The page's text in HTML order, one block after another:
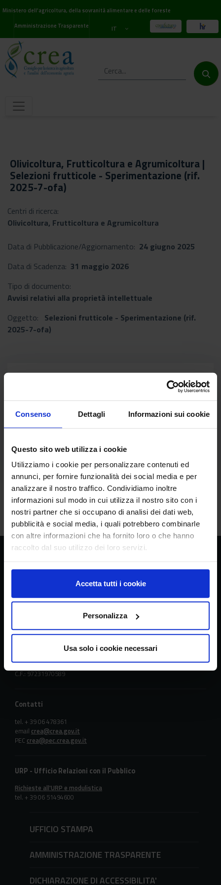
Consenso Dettagli Informazioni sui cookie
Questo sito web utilizza i cookie
Utilizziamo i cookie per personalizzare contenuti ed
annunci, per fornire funzionalità dei social media e per
analizzare il nostro traffico. Condividiamo inoltre
informazioni sul modo in cui utilizza il nostro sito con i
nostri partner che si occupano di analisi dei dati web,
pubblicità e social media, i quali potrebbero combinarle
con altre informazioni che ha fornito loro o che hanno
raccolto dal suo utilizzo dei loro servizi.
Accetta tutti i cookie
Personalizza
Usa solo i cookie necessari
Ministero dell'agricoltura, della sovranità alimentare e delle foreste
Amministrazione Trasparente
IT
Olivicoltura, Frutticoltura e Agrumicoltura |
Selezioni frutticole - Sperimentazione (rif.
2025-7-ofa)
Centri di ricerca:
Olivicoltura, Frutticoltura e Agrumicoltura
Data di Pubblicazione/Aggiornamento: 24 giugno 2025
Data di Scadenza: 31 maggio 2026
Tipo di documento:
Avvisi relativi alla proprietà intellettuale
Oggetto: Selezioni frutticole - Sperimentazione (rif.
2025-7-ofa)
Avviso prot. n. 47962-OFA del
24.6.2025 (Sperimentazione
Frutticole)
ZIP
[Data di Pubblicazione: 24 giugno 2025]
[Data di Aggiornamento: 24 giugno 2025]
arrow_backTorna all'elenco
CREA
Consiglio per la ricerca in agricoltura e
l’analisi dell’economia agraria
Sede principale
Partita IVA 08183101008
C.F.: 97231970589
Contatti
tel. + 39 06 478361
email crea@crea.gov.it
PEC crea@pec.crea.gov.it
URP - Ufficio Relazioni con il Pubblico
Richieste all'URP e modulistica
tel. + 39 06 51494600
UFFICIO STAMPA
AMMINISTRAZIONE TRASPARENTE
DICHIARAZIONE DI ACCESSIBILITA'